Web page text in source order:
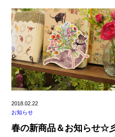
2018.02.22
お知らせ
春の新商品＆お知らせ☆